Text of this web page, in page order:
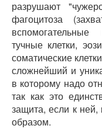
разрушают
фагоцитоза
тучные клетки,
соматические
сложнейший и
в которому надо
так как это
защита, если к
образом.